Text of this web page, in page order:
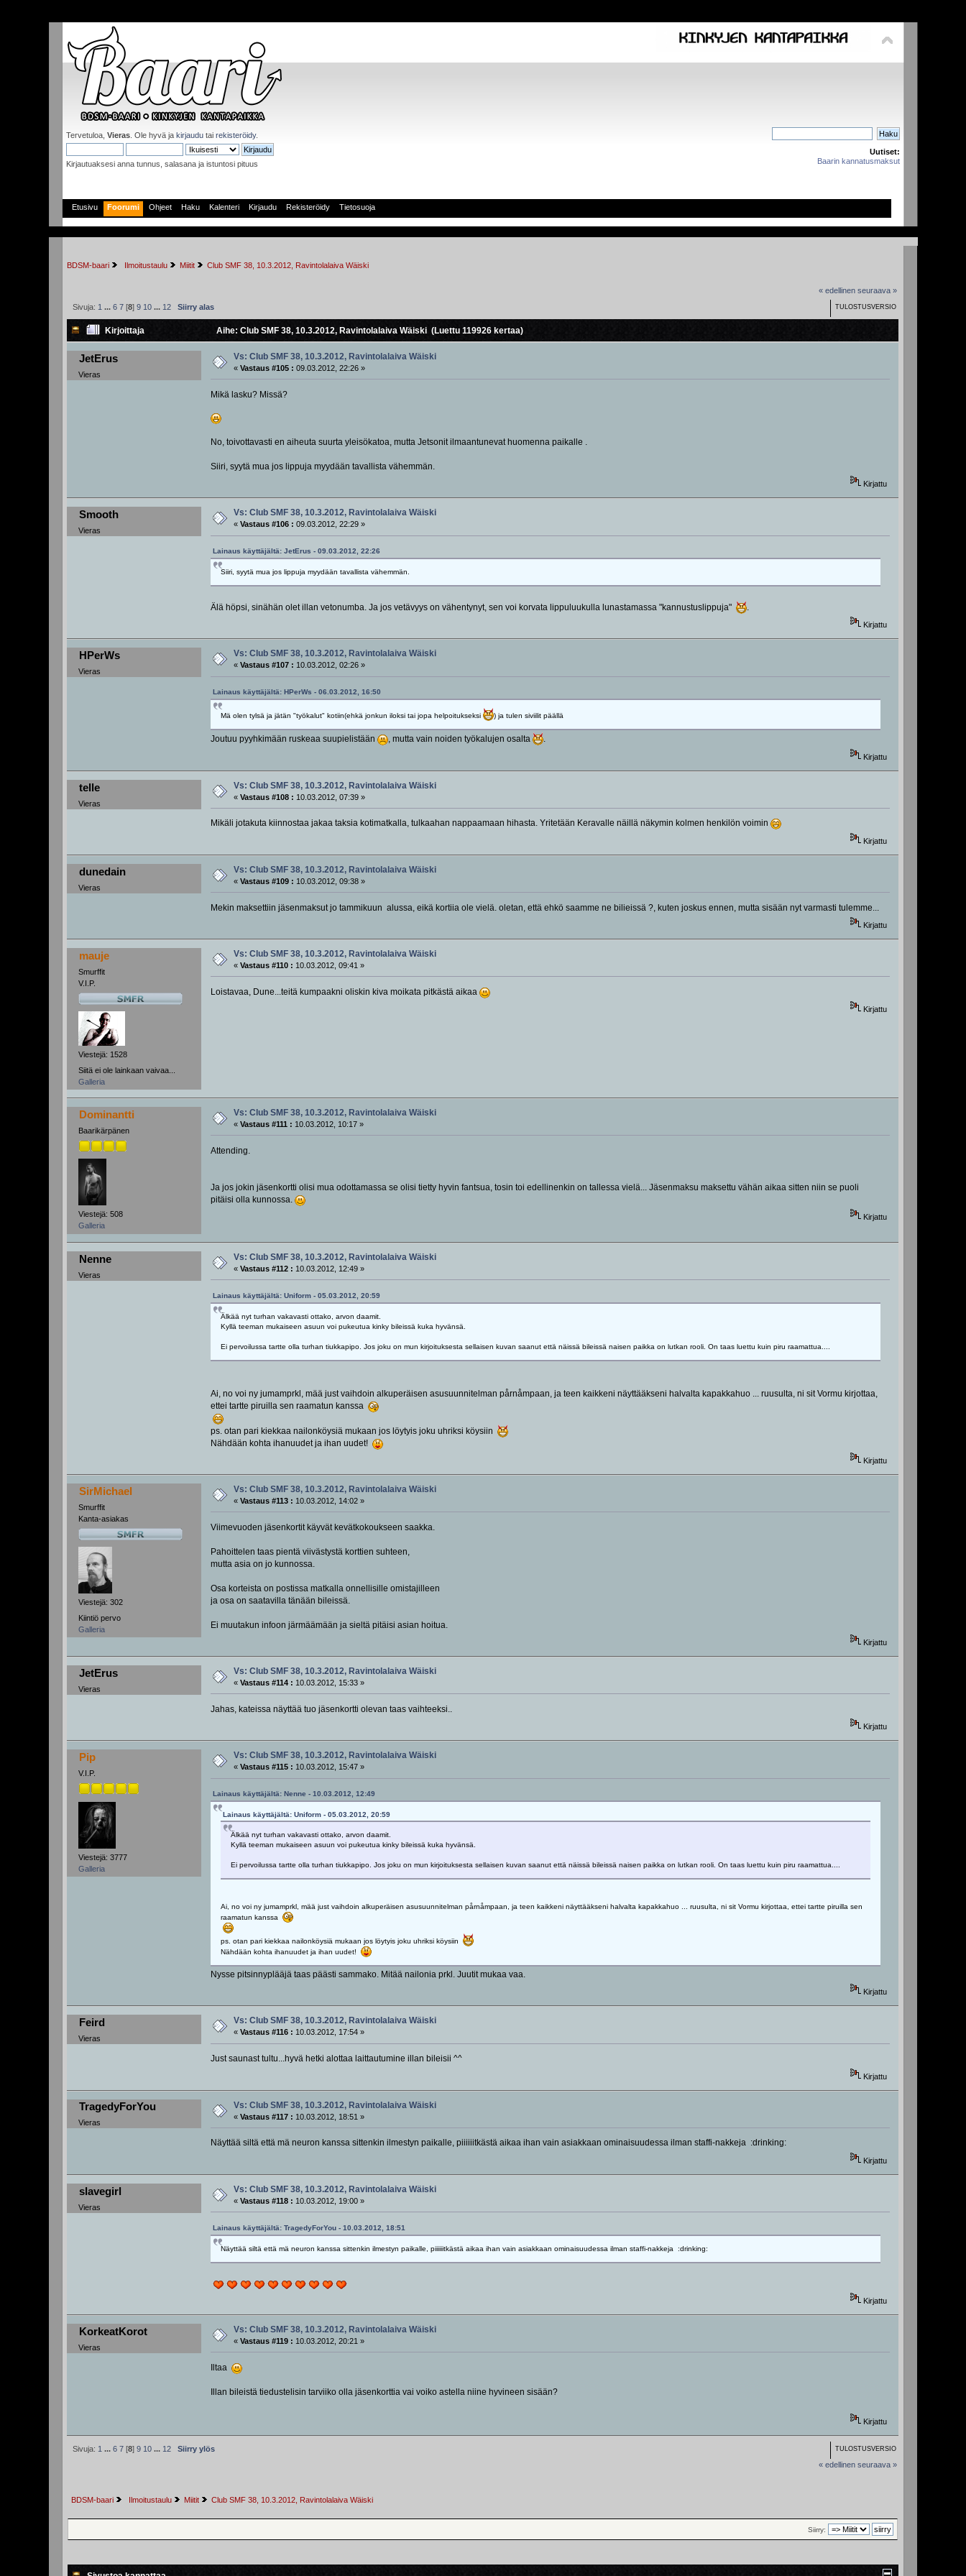
Tervetuloa,Vieras . Ole hyvä jakirjaudu tairekisteröidy.
Kirjautuaksesi anna tunnus, salasana ja istuntosi pituus
Uutiset:
Baarin kannatusmaksut
Etusivu Foorumi Ohjeet Haku Kalenteri Kirjaudu Rekisteröidy Tietosuoja
BDSM-baari Ilmoitustaulu Miitit Club SMF 38, 10.3.2012, Ravintolalaiva Wäiski
« edellinen seuraava »
TULOSTUSVERSIO
Sivuja: 1 ...6 7 [8]9 10 ... 12 Siirry alas
Kirjoittaja Aihe: Club SMF 38, 10.3.2012, Ravintolalaiva Wäiski (Luettu 119926 kertaa)
JetErus
Vieras
Vs: Club SMF 38, 10.3.2012, Ravintolalaiva Wäiski
«Vastaus #105 : 09.03.2012, 22:26 »
Mikä lasku? Missä?
No, toivottavasti en aiheuta suurta yleisökatoa, mutta Jetsonit ilmaantunevat huomenna paikalle .
Siiri, syytä mua jos lippuja myydään tavallista vähemmän.
Kirjattu
Smooth
Vieras
Vs: Club SMF 38, 10.3.2012, Ravintolalaiva Wäiski
«Vastaus #106 : 09.03.2012, 22:29 »
Lainaus käyttäjältä: JetErus - 09.03.2012, 22:26
Siiri, syytä mua jos lippuja myydään tavallista vähemmän.
Älä höpsi, sinähän olet illan vetonumba. Ja jos vetävyys on vähentynyt, sen voi korvata lippuluukulla lunastamassa "kannustuslippuja" .
Kirjattu
HPerWs
Vieras
Vs: Club SMF 38, 10.3.2012, Ravintolalaiva Wäiski
«Vastaus #107 : 10.03.2012, 02:26 »
Lainaus käyttäjältä: HPerWs - 06.03.2012, 16:50
Mä olen tylsä ja jätän "työkalut" kotiin(ehkä jonkun iloksi tai jopa helpoitukseksi ) ja tulen siviilit päällä
Joutuu pyyhkimään ruskeaa suupielistään , mutta vain noiden työkalujen osalta .
Kirjattu
telle
Vieras
Vs: Club SMF 38, 10.3.2012, Ravintolalaiva Wäiski
«Vastaus #108 : 10.03.2012, 07:39 »
Mikäli jotakuta kiinnostaa jakaa taksia kotimatkalla, tulkaahan nappaamaan hihasta. Yritetään Keravalle näillä näkymin kolmen henkilön voimin
Kirjattu
dunedain
Vieras
Vs: Club SMF 38, 10.3.2012, Ravintolalaiva Wäiski
«Vastaus #109 : 10.03.2012, 09:38 »
Mekin maksettiin jäsenmaksut jo tammikuun alussa, eikä kortiia ole vielä. oletan, että ehkö saamme ne bilieissä ?, kuten joskus ennen, mutta sisään nyt varmasti tulemme...
Kirjattu
mauje
Smurffit
V.I.P.
Viestejä: 1528
Siitä ei ole lainkaan vaivaa...
Galleria
Vs: Club SMF 38, 10.3.2012, Ravintolalaiva Wäiski
«Vastaus #110 : 10.03.2012, 09:41 »
Loistavaa, Dune...teitä kumpaakni oliskin kiva moikata pitkästä aikaa
Kirjattu
Dominantti
Baarikärpänen
Viestejä: 508
Galleria
Vs: Club SMF 38, 10.3.2012, Ravintolalaiva Wäiski
«Vastaus #111 : 10.03.2012, 10:17 »
Attending.
Ja jos jokin jäsenkortti olisi mua odottamassa se olisi tietty hyvin fantsua, tosin toi edellinenkin on tallessa vielä... Jäsenmaksu maksettu vähän aikaa sitten niin se puoli
pitäisi olla kunnossa.
Kirjattu
Nenne
Vieras
Vs: Club SMF 38, 10.3.2012, Ravintolalaiva Wäiski
«Vastaus #112 : 10.03.2012, 12:49 »
Lainaus käyttäjältä: Uniform - 05.03.2012, 20:59
Älkää nyt turhan vakavasti ottako, arvon daamit.
Kyllä teeman mukaiseen asuun voi pukeutua kinky bileissä kuka hyvänsä.
Ei pervoilussa tartte olla turhan tiukkapipo. Jos joku on mun kirjoituksesta sellaisen kuvan saanut että näissä bileissä naisen paikka on lutkan rooli. On taas luettu kuin piru raamattua....
Ai, no voi ny jumamprkl, mää just vaihdoin alkuperäisen asusuunnitelman pårnåmpaan, ja teen kaikkeni näyttääkseni halvalta kapakkahuo ... ruusulta, ni sit Vormu kirjottaa,
ettei tartte piruilla sen raamatun kanssa
ps. otan pari kiekkaa nailonköysiä mukaan jos löytyis joku uhriksi köysiin
Nähdään kohta ihanuudet ja ihan uudet!
Kirjattu
SirMichael
Smurffit
Kanta-asiakas
Viestejä: 302
Kiintiö pervo
Galleria
Vs: Club SMF 38, 10.3.2012, Ravintolalaiva Wäiski
«Vastaus #113 : 10.03.2012, 14:02 »
Viimevuoden jäsenkortit käyvät kevätkokoukseen saakka.
Pahoittelen taas pientä viivästystä korttien suhteen,
mutta asia on jo kunnossa.
Osa korteista on postissa matkalla onnellisille omistajilleen
ja osa on saatavilla tänään bileissä.
Ei muutakun infoon järmäämään ja sieltä pitäisi asian hoitua.
Kirjattu
JetErus
Vieras
Vs: Club SMF 38, 10.3.2012, Ravintolalaiva Wäiski
«Vastaus #114 : 10.03.2012, 15:33 »
Jahas, kateissa näyttää tuo jäsenkortti olevan taas vaihteeksi..
Kirjattu
Pip
V.I.P.
Viestejä: 3777
Galleria
Vs: Club SMF 38, 10.3.2012, Ravintolalaiva Wäiski
«Vastaus #115 : 10.03.2012, 15:47 »
Lainaus käyttäjältä: Nenne - 10.03.2012, 12:49
Lainaus käyttäjältä: Uniform - 05.03.2012, 20:59
Älkää nyt turhan vakavasti ottako, arvon daamit.
Kyllä teeman mukaiseen asuun voi pukeutua kinky bileissä kuka hyvänsä.
Ei pervoilussa tartte olla turhan tiukkapipo. Jos joku on mun kirjoituksesta sellaisen kuvan saanut että näissä bileissä naisen paikka on lutkan rooli. On taas luettu kuin piru raamattua....
Ai, no voi ny jumamprkl, mää just vaihdoin alkuperäisen asusuunnitelman pårnåmpaan, ja teen kaikkeni näyttääkseni halvalta kapakkahuo ... ruusulta, ni sit Vormu kirjottaa, ettei tartte piruilla sen
raamatun kanssa
ps. otan pari kiekkaa nailonköysiä mukaan jos löytyis joku uhriksi köysiin
Nähdään kohta ihanuudet ja ihan uudet!
Nysse pitsinnyplääjä taas päästi sammako. Mitää nailonia prkl. Juutit mukaa vaa.
Kirjattu
Feird
Vieras
Vs: Club SMF 38, 10.3.2012, Ravintolalaiva Wäiski
«Vastaus #116 : 10.03.2012, 17:54 »
Just saunast tultu...hyvä hetki alottaa laittautumine illan bileisii ^^
Kirjattu
TragedyForYou
Vieras
Vs: Club SMF 38, 10.3.2012, Ravintolalaiva Wäiski
«Vastaus #117 : 10.03.2012, 18:51 »
Näyttää siltä että mä neuron kanssa sittenkin ilmestyn paikalle, piiiiiitkästä aikaa ihan vain asiakkaan ominaisuudessa ilman staffi-nakkeja :drinking:
Kirjattu
slavegirl
Vieras
Vs: Club SMF 38, 10.3.2012, Ravintolalaiva Wäiski
«Vastaus #118 : 10.03.2012, 19:00 »
Lainaus käyttäjältä: TragedyForYou - 10.03.2012, 18:51
Näyttää siltä että mä neuron kanssa sittenkin ilmestyn paikalle, piiiiiitkästä aikaa ihan vain asiakkaan ominaisuudessa ilman staffi-nakkeja :drinking:
Kirjattu
KorkeatKorot
Vieras
Vs: Club SMF 38, 10.3.2012, Ravintolalaiva Wäiski
«Vastaus #119 : 10.03.2012, 20:21 »
Iltaa
Illan bileistä tiedustelisin tarviiko olla jäsenkorttia vai voiko astella niine hyvineen sisään?
Kirjattu
TULOSTUSVERSIO
Sivuja: 1 ...6 7 [8]9 10 ... 12
Siirry ylös
« edellinen seuraava »
BDSM-baari Ilmoitustaulu Miitit Club SMF 38, 10.3.2012, Ravintolalaiva Wäiski
Siirry: